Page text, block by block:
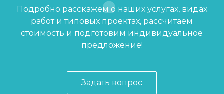
Подробно расскажем о наших услугах, видах
работ и типовых проектах, рассчитаем
стоимость и подготовим индивидуальное
предложение!
Задать вопрос